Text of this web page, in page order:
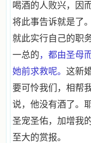
喝酒的人败兴，因
将此事告诉就是了
就此实行自己的职
一总的 ，都由圣母
她前求救呢。 这新
要可怜我们，相帮
说，他没有酒了。
圣宠圣佑，加增我
至大的赏报。